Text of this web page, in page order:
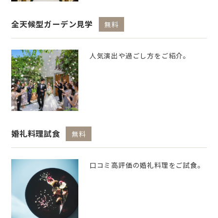
全天候型ガーデン見学 無料
人気演出や過ごし方をご紹介。
婚礼料理試食 無料
口コミ高評価の婚礼料理をご試食。